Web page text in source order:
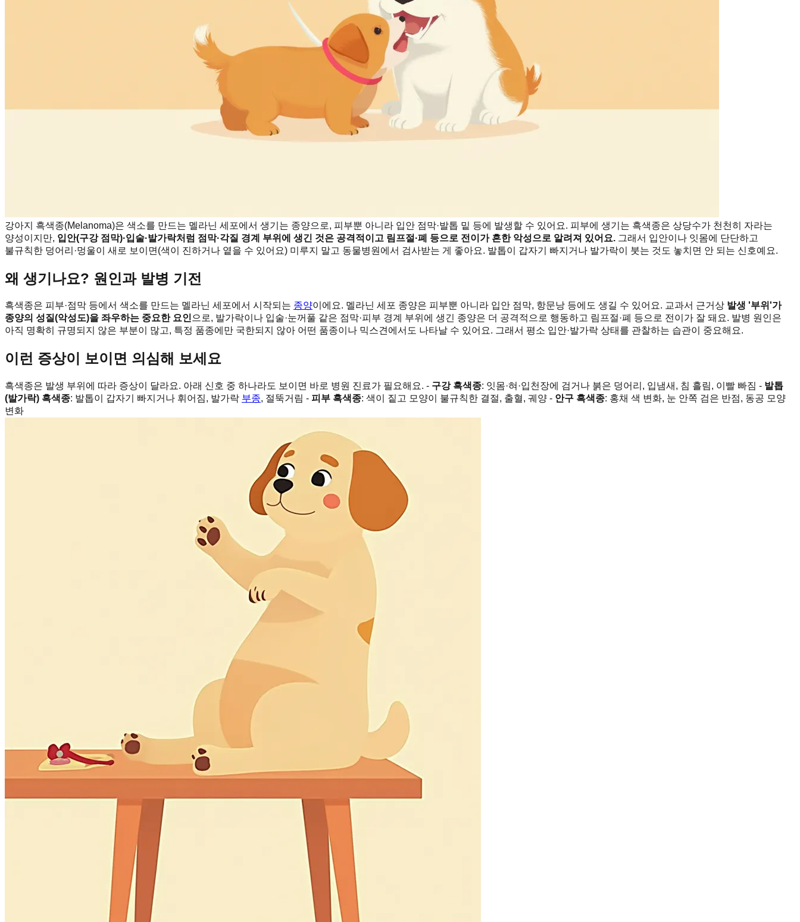
강아지 흑색종(Melanoma)은 색소를 만드는 멜라닌 세포에서 생기는 종양으로, 피부뿐 아니라 입안 점막·발톱 밑 등에 발생할 수 있어요. 피부에 생기는 흑색종은 상당수가 천천히 자라는
양성이지만, 입안(구강 점막)·입술·발가락처럼 점막·각질 경계 부위에 생긴 것은 공격적이고 림프절·폐 등으로 전이가 흔한 악성으로 알려져 있어요. 그래서 입안이나 잇몸에 단단하고
불규칙한 덩어리·멍울이 새로 보이면(색이 진하거나 옅을 수 있어요) 미루지 말고 동물병원에서 검사받는 게 좋아요. 발톱이 갑자기 빠지거나 발가락이 붓는 것도 놓치면 안 되는 신호예요.
왜 생기나요? 원인과 발병 기전
흑색종은 피부·점막 등에서 색소를 만드는 멜라닌 세포에서 시작되는 종양이에요. 멜라닌 세포 종양은 피부뿐 아니라 입안 점막, 항문낭 등에도 생길 수 있어요. 교과서 근거상 발생 '부위'가
종양의 성질(악성도)을 좌우하는 중요한 요인으로, 발가락이나 입술·눈꺼풀 같은 점막·피부 경계 부위에 생긴 종양은 더 공격적으로 행동하고 림프절·폐 등으로 전이가 잘 돼요. 발병 원인은
아직 명확히 규명되지 않은 부분이 많고, 특정 품종에만 국한되지 않아 어떤 품종이나 믹스견에서도 나타날 수 있어요. 그래서 평소 입안·발가락 상태를 관찰하는 습관이 중요해요.
이런 증상이 보이면 의심해 보세요
흑색종은 발생 부위에 따라 증상이 달라요. 아래 신호 중 하나라도 보이면 바로 병원 진료가 필요해요. - 구강 흑색종: 잇몸·혀·입천장에 검거나 붉은 덩어리, 입냄새, 침 흘림, 이빨 빠짐 - 발톱
(발가락) 흑색종: 발톱이 갑자기 빠지거나 휘어짐, 발가락 부종, 절뚝거림 - 피부 흑색종: 색이 짙고 모양이 불규칙한 결절, 출혈, 궤양 - 안구 흑색종: 홍채 색 변화, 눈 안쪽 검은 반점, 동공 모양
변화